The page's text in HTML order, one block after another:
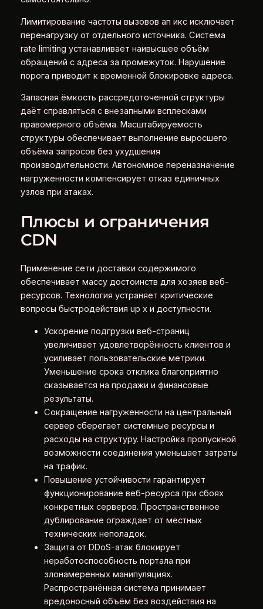
Лимитирование частоты вызовов ап икс исключает
перенагрузку от отдельного источника. Система
rate limiting устанавливает наивысшее объём
обращений с адреса за промежуток. Нарушение
порога приводит к временной блокировке адреса.
Запасная ёмкость рассредоточенной структуры
даёт справляться с внезапными всплесками
правомерного объёма. Масштабируемость
структуры обеспечивает выполнение выросшего
объёма запросов без ухудшения
производительности. Автономное переназначение
нагруженности компенсирует отказ единичных
узлов при атаках.
Плюсы и ограничения
CDN
Применение сети доставки содержимого
обеспечивает массу достоинств для хозяев веб-
ресурсов. Технология устраняет критические
вопросы быстродействия up x и доступности.
Ускорение подгрузки веб-страниц
увеличивает удовлетворённость клиентов и
усиливает пользовательские метрики.
Уменьшение срока отклика благоприятно
сказывается на продажи и финансовые
результаты.
Сокращение нагруженности на центральный
сервер сберегает системные ресурсы и
расходы на структуру. Настройка пропускной
возможности соединения уменьшает затраты
на трафик.
Повышение устойчивости гарантирует
функционирование веб-ресурса при сбоях
конкретных серверов. Пространственное
дублирование ограждает от местных
технических неполадок.
Защита от DDoS-атак блокирует
неработоспособность портала при
злонамеренных манипуляциях.
Распространённая система принимает
вредоносный объём без воздействия на